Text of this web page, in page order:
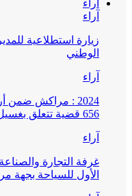
آراء
آراء
زيارة استطلاعية
الوطني
آراء
2024 : مراكش
656 قضية تتعلق بغسيل الأموال
آراء
غرفة التجارة
الأول للسياحة بجهة